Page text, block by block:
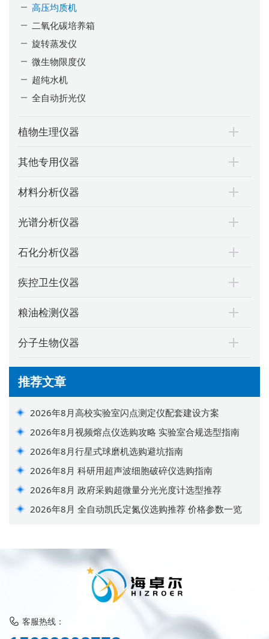
高压均质机
二氧化碳培养箱
旋转蒸发仪
微生物限度仪
超纯水机
全自动折光仪
植物生理仪器
其他专用仪器
材料分析仪器
光谱分析仪器
石化分析仪器
疾控卫生仪器
粮油检测仪器
分子生物仪器
推荐文章
2026年8月高校实验室闪点测定仪配套建设方案
2026年8月视频熔点仪选购攻略 实验室合规选型指南
2026年8月行星式球磨机选购避坑指南
2026年8月 科研用超声波细胞破碎仪选购指南
2026年8月 政府采购超微量分光光度计选型推荐
2026年8月 全自动凯氏定氮仪选购推荐 价格参数一览
客服热线：